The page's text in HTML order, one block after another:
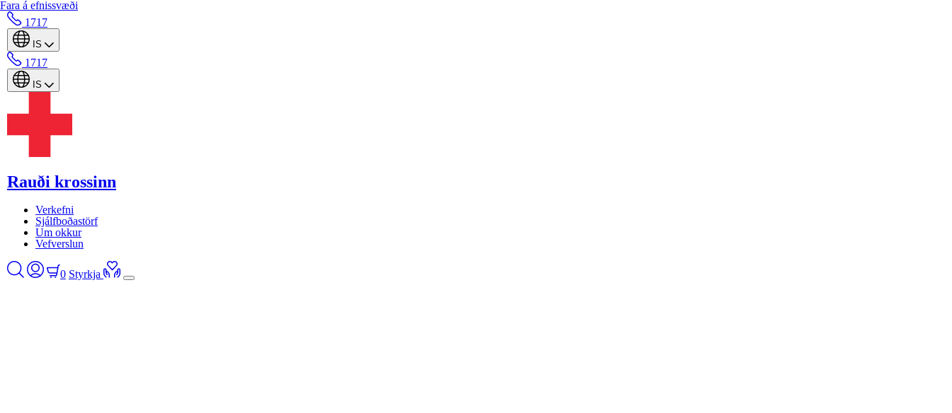
Fara á efnissvæði
1717
IS
1717
IS
Rauði krossinn
Verkefni
Sjálfboðastörf
Um okkur
Vefverslun
0 Styrkja